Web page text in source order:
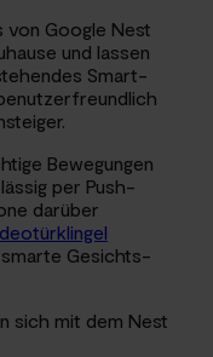
von Google Nest
und lassen
Smart-
Bewegungen
per Push-
darüber
Gesichts-
sich mit dem Nest